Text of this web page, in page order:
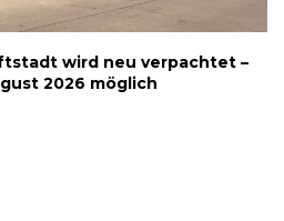
wird neu verpachtet –
2026 möglich